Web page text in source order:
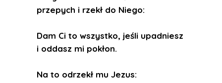
przepych i rzekł do Niego:
Dam Ci to wszystko, jeśli upadniesz
i oddasz mi pokłon.
Na to odrzekł mu Jezus: